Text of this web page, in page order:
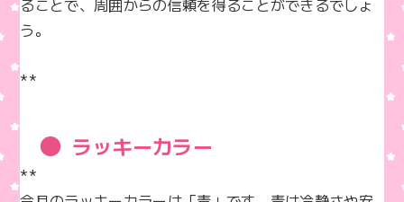
う。
**
ラッキーカラー
**